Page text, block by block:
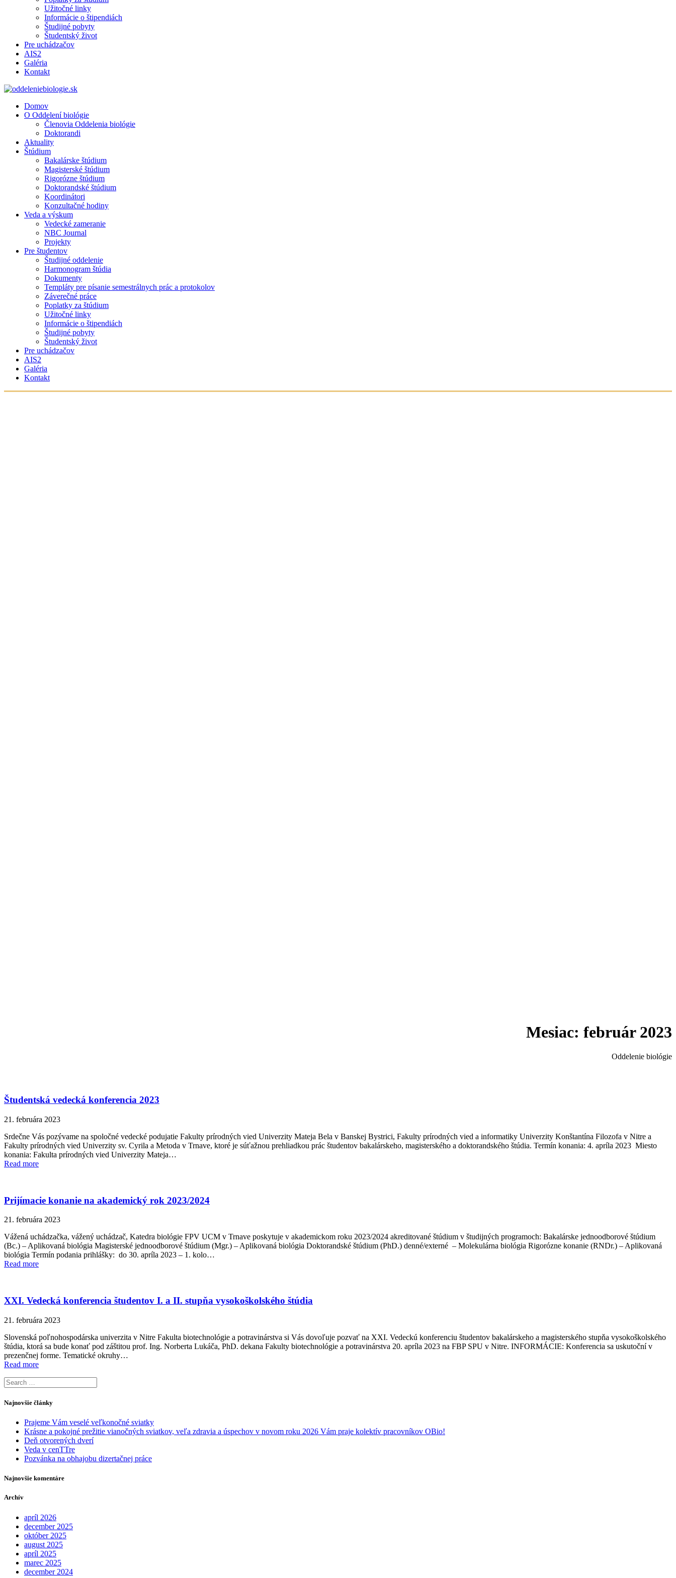
Užitočné linky
Informácie o štipendiách
Študijné pobyty
Študentský život
Pre uchádzačov
AIS2
Galéria
Kontakt
Domov
O Oddelení biológie
Členovia Oddelenia biológie
Doktorandi
Aktuality
Štúdium
Bakalárske štúdium
Magisterské štúdium
Rigorózne štúdium
Doktorandské štúdium
Koordinátori
Konzultačné hodiny
Veda a výskum
Vedecké zameranie
NBC Journal
Projekty
Pre študentov
Študijné oddelenie
Harmonogram štúdia
Dokumenty
Templáty pre písanie semestrálnych prác a protokolov
Záverečné práce
Poplatky za štúdium
Užitočné linky
Informácie o štipendiách
Študijné pobyty
Študentský život
Pre uchádzačov
AIS2
Galéria
Kontakt
Mesiac: február 2023
Oddelenie biológie
Študentská vedecká konferencia 2023
21. februára 2023
Srdečne Vás pozývame na spoločné vedecké podujatie Fakulty prírodných vied Univerzity Mateja Bela v Banskej Bystrici, Fakulty prírodných vied a informatiky Univerzity Konštantína Filozofa v Nitre a
Fakulty prírodných vied Univerzity sv. Cyrila a Metoda v Trnave, ktoré je súťažnou prehliadkou prác študentov bakalárskeho, magisterského a doktorandského štúdia. Termín konania: 4. apríla 2023 Miesto
konania: Fakulta prírodných vied Univerzity Mateja…
Read more
Prijímacie konanie na akademický rok 2023/2024
21. februára 2023
Vážená uchádzačka, vážený uchádzač, Katedra biológie FPV UCM v Trnave poskytuje v akademickom roku 2023/2024 akreditované štúdium v študijných programoch: Bakalárske jednoodborové štúdium
(Bc.) – Aplikovaná biológia Magisterské jednoodborové štúdium (Mgr.) – Aplikovaná biológia Doktorandské štúdium (PhD.) denné/externé – Molekulárna biológia Rigorózne konanie (RNDr.) – Aplikovaná
biológia Termín podania prihlášky: do 30. apríla 2023 – 1. kolo…
Read more
XXI. Vedecká konferencia študentov I. a II. stupňa vysokoškolského štúdia
21. februára 2023
Slovenská poľnohospodárska univerzita v Nitre Fakulta biotechnológie a potravinárstva si Vás dovoľuje pozvať na XXI. Vedeckú konferenciu študentov bakalárskeho a magisterského stupňa vysokoškolského
štúdia, ktorá sa bude konať pod záštitou prof. Ing. Norberta Lukáča, PhD. dekana Fakulty biotechnológie a potravinárstva 20. apríla 2023 na FBP SPU v Nitre. INFORMÁCIE: Konferencia sa uskutoční v
prezenčnej forme. Tematické okruhy…
Read more
Search
for:
Najnovšie články
Prajeme Vám veselé veľkonočné sviatky
Krásne a pokojné prežitie vianočných sviatkov, veľa zdravia a úspechov v novom roku 2026 Vám praje kolektív pracovníkov OBio!
Deň otvorených dverí
Veda v cenTTre
Pozvánka na obhajobu dizertačnej práce
Najnovšie komentáre
Archív
apríl 2026
december 2025
október 2025
august 2025
apríl 2025
marec 2025
december 2024